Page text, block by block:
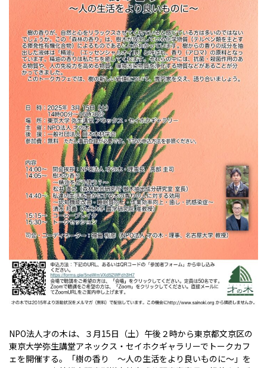
NPO法人才の木は、３月15日（土）午後２時から東京都文京区の
東京大学弥生講堂アネックス・セイホクギャラリーでトークカフ
ェを開催する。「樹の香り ～人の生活をより良いものに～」を